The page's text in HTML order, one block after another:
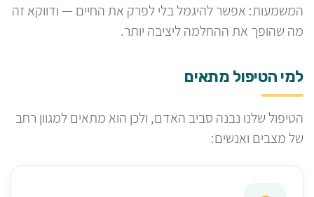
המשמעות: אפשר להיגמל בלי לפרק את החיים — ודווקא זה
מה שהופך את ההחלמה ליציבה יותר.
למי הטיפול מתאים
הטיפול שלנו נבנה סביב האדם, ולכן הוא מתאים למגוון רחב
של מצבים ואנשים: